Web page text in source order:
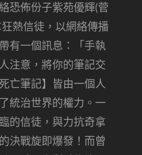
恐佈份子紫苑優輝(菅
熱信徒，以網絡傳播
有一個訊息：「手執
注意，將你的筆記交
亡筆記】皆由一個人
統治世界的權力。一
的信徒，與力抗奇拿
決戰旋即爆發！而曾